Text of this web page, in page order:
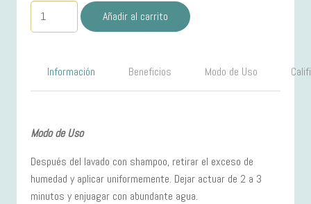
Acondicionador
1000ml
VITAMINO
COLOR
Añadir al carrito
Información Beneficios Modo de Uso
Modo de Uso
Después del lavado con shampoo, retirar el exceso de
humedad y aplicar uniformemente. Dejar actuar de 2 a 3
minutos y enjuagar con abundante agua.